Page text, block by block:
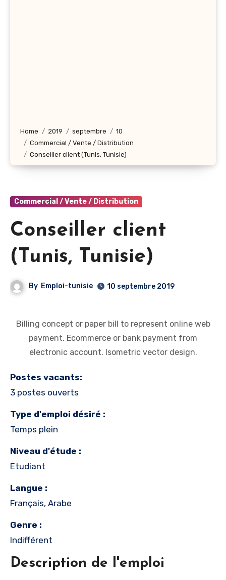
Home 2019 septembre
10
Commercial / Vente / Distribution
Conseiller client (Tunis, Tunisie)
Commercial / Vente / Distribution
Conseiller client
(Tunis, Tunisie)
By Emploi-tunisie 10 septembre 2019
Billing concept or paper bill to represent online web
payment. Ecommerce or bank payment from
electronic account. Isometric vector design.
Postes vacants:
3 postes ouverts
Type d'emploi désiré :
Temps plein
Niveau d'étude :
Etudiant
Langue :
Français, Arabe
Genre :
Indifférent
Description de l'emploi